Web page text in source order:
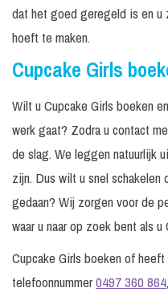
dat het goed geregeld is en u
hoeft te maken.
Cupcake Girls
Wilt u Cupcake Girls boeken
werk gaat? Zodra u contact
de slag. We leggen natuurlijk
zijn. Dus wilt u snel
gedaan? Wij zorgen voor de
waar u naar op zoek bent als
Cupcake Girls boeken of
telefoonnummer0497 360 864